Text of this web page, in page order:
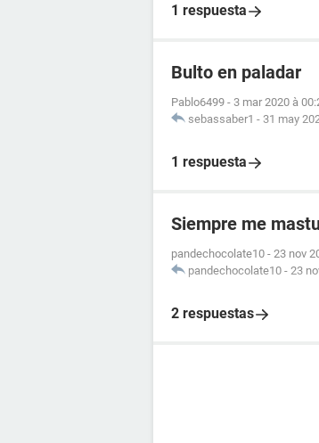
1 respuesta
Bulto en paladar
Pablo6499 - 3 mar 2020 à
sebassaber1 - 31 may
1 respuesta
Siempre me
pandechocolate10 - 23 nov
pandechocolate10 - 23
2 respuestas